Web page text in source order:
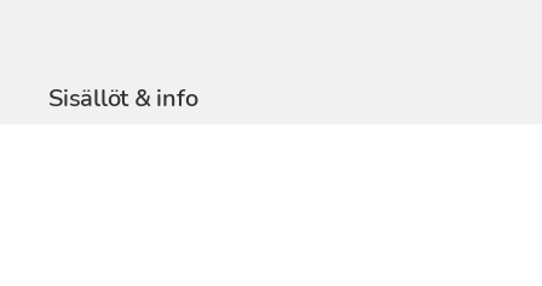
Sisällöt & info